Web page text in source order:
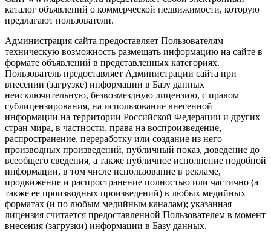
каталог объявлений о коммерческой недвижимости, которую
предлагают пользователи.
Администрация сайта предоставляет Пользователям
техническую возможность размещать информацию на сайте в
формате объявлений в представленных категориях.
Пользователь предоставляет Администрации сайта при
внесении (загрузке) информации в Базу данных
неисключительную, безвозмездную лицензию, с правом
сублицензирования, на использование внесенной
информации на территории Российской Федерации и других
стран мира, в частности, права на воспроизведение,
распространение, переработку или создание из него
производных произведений, публичный показ, доведение до
всеобщего сведения, а также публичное исполнение подобной
информации, в том числе использование в рекламе,
продвижение и распространение полностью или частично (а
также ее производных произведений) в любых медийных
форматах (и по любым медийным каналам); указанная
лицензия считается предоставленной Пользователем в момент
внесения (загрузки) информации в Базу данных.